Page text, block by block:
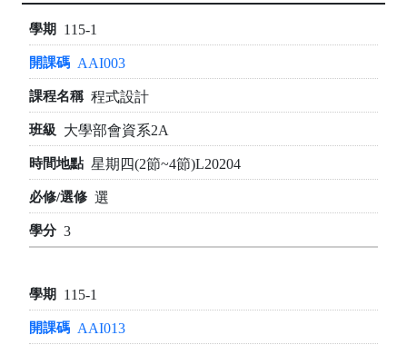
115-1
AAI003
程式設計
大學部會資系2A
星期四(2節~4節)L20204
選
3
115-1
AAI013